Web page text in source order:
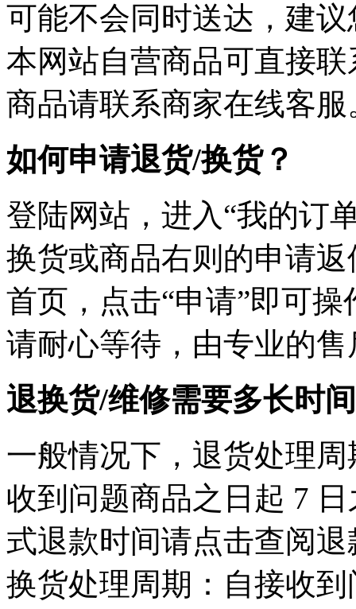
可能不会同时送达，建
本网站自营商品可直接
商品请联系商家在线客服
如何申请退货/换货？
登陆网站，进入“我的订
换货或商品右则的申请
首页，点击“申请”即可
请耐心等待，由专业的
退换货/维修需要多长时
一般情况下，退货处理
收到问题商品之日起 7
式退款时间请点击查阅
换货处理周期：自接收